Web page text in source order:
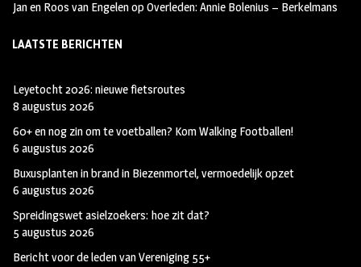
Jan en Roos van EngelenopOverleden: Annie Bolenius – Berkelmans
LAATSTE BERICHTEN
Leyetocht 2026: nieuwe fietsroutes
8 augustus 2026
60+ en nog zin om te voetballen? Kom Walking Footballen!
6 augustus 2026
Buxusplanten in brand in Biezenmortel, vermoedelijk opzet
6 augustus 2026
Spreidingswet asielzoekers: hoe zit dat?
5 augustus 2026
Bericht voor de leden van Vereniging 55+